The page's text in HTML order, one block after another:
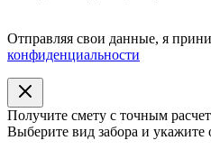
Отправляя свои данные, я
конфиденциальности
Получите смету с точным
Выберите вид забора и